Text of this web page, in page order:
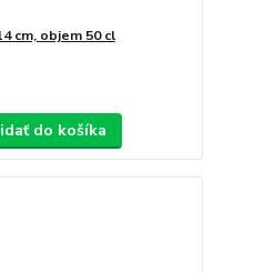
cm, objem 50 cl
do košíka